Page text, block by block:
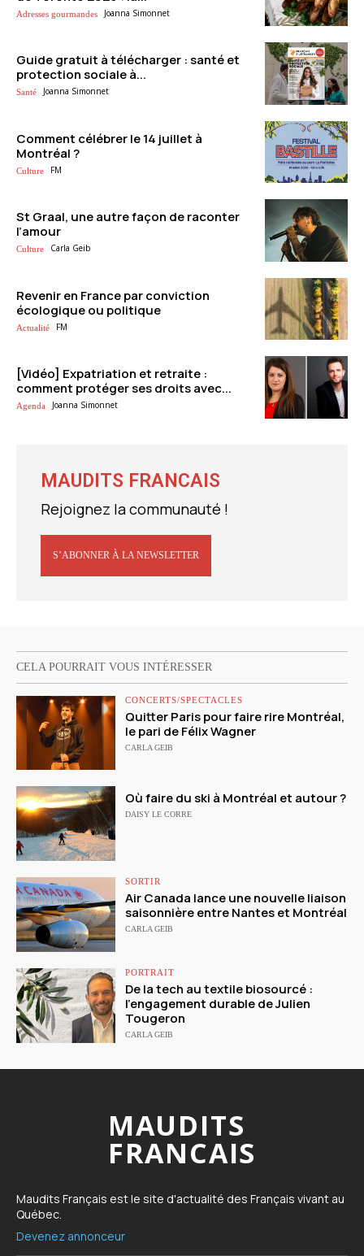
Adresses gourmandes Joanna Simonnet
Guide gratuit à télécharger : santé et
protection sociale à...
Santé Joanna Simonnet
Comment célébrer le 14 juillet à
Montréal ?
Culture FM
St Graal, une autre façon de raconter
l’amour
Culture Carla Geib
Revenir en France par conviction
écologique ou politique
Actualité FM
[Vidéo] Expatriation et retraite :
comment protéger ses droits avec...
Agenda Joanna Simonnet
MAUDITS FRANCAIS
Rejoignez la communauté !
S’ABONNER À LA NEWSLETTER
CELA POURRAIT VOUS INTÉRESSER
CONCERTS/SPECTACLES
Quitter Paris pour faire rire Montréal,
le pari de Félix Wagner
CARLA GEIB
Où faire du ski à Montréal et autour ?
DAISY LE CORRE
SORTIR
Air Canada lance une nouvelle liaison
saisonnière entre Nantes et Montréal
CARLA GEIB
PORTRAIT
De la tech au textile biosourcé :
l’engagement durable de Julien
Tougeron
CARLA GEIB
MAUDITS
FRANCAIS
Maudits Français est le site d'actualité des Français vivant au
Québec.
Devenez annonceur